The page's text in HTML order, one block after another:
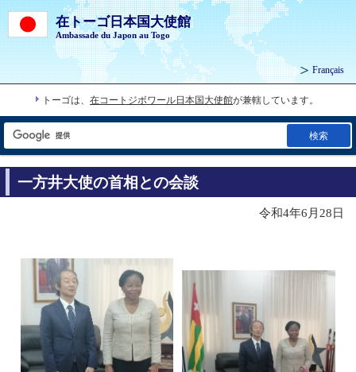
在トーゴ日本国大使館
Ambassade du Japon au Togo
Français
トーゴは、 在コートジボワール日本国大使館が兼轄しています。
検索
一方井大使の首相との会談
令和4年6月28日